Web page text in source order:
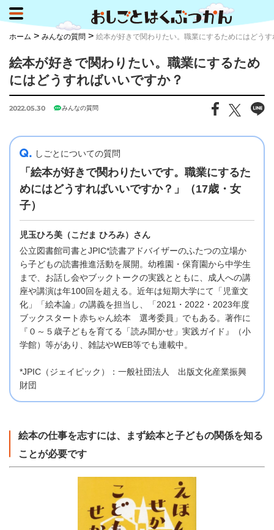
ホーム > みんなの質問 > 絵本が好きで関わりたい。職業にするためにはどう
絵本が好きで関わりたい。職業にするため
にはどうすればいいですか？
2022.05.30 みんなの質問
しごとについての質問
「絵本が好きで関わりたいです。職業にするた
めにはどうすればいいですか？」（17歳・女
子）
児玉ひろ美（こだま ひろみ）さん
公立図書館司書とJPIC*読書アドバイザーのふたつの立場か
ら子どもの読書推進活動を展開。幼稚園・保育園から中学生
まで、お話し会やブックトークの実践とともに、成人への講
座や講演は年100回を超える。近年は短期大学にて「児童文
化」「絵本論」の講義を担当し、「2021・2022・2023年度
ブックスタート赤ちゃん絵本 選考委員」でもある。著作に
『０～５歳子どもを育てる「読み聞かせ」実践ガイド』（小
学館）等があり、雑誌やWEB等でも連載中。
*JPIC（ジェイピック）：一般社団法人 出版文化産業振興
財団
絵本の仕事を志すには、まず絵本と子どもの関係を知る
ことが必要です